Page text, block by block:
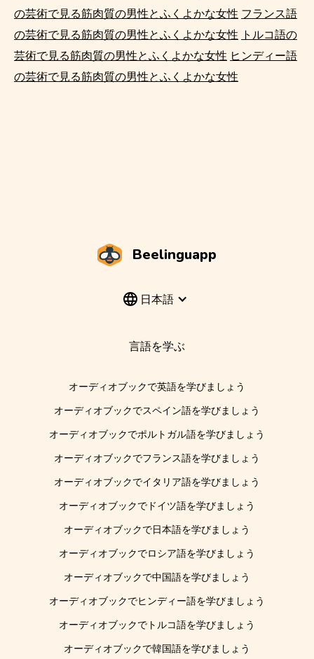
の芸術で見る筋肉質の男性とふくよかな女性 フランス語
の芸術で見る筋肉質の男性とふくよかな女性 トルコ語の
芸術で見る筋肉質の男性とふくよかな女性 ヒンディー語
の芸術で見る筋肉質の男性とふくよかな女性
Beelinguapp
日本語
言語を学ぶ
オーディオブックで英語を学びましょう
オーディオブックでスペイン語を学びましょう
オーディオブックでポルトガル語を学びましょう
オーディオブックでフランス語を学びましょう
オーディオブックでイタリア語を学びましょう
オーディオブックでドイツ語を学びましょう
オーディオブックで日本語を学びましょう
オーディオブックでロシア語を学びましょう
オーディオブックで中国語を学びましょう
オーディオブックでヒンディー語を学びましょう
オーディオブックでトルコ語を学びましょう
オーディオブックで韓国語を学びましょう